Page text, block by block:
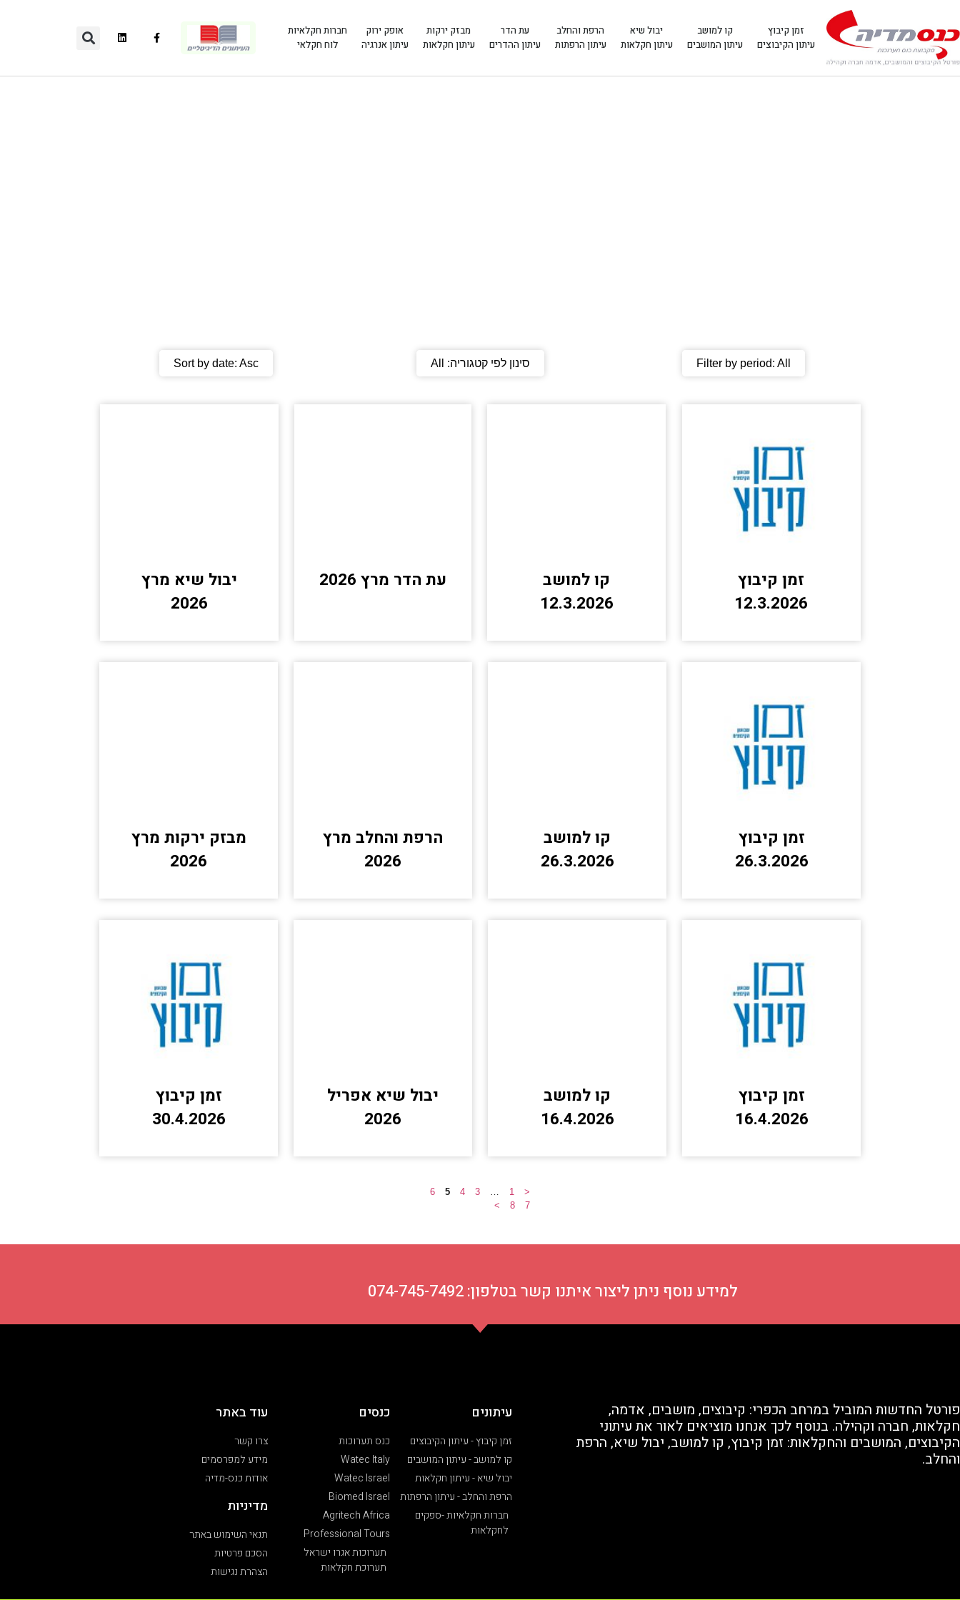
זמן קיבוץ
עיתון הקיבוצים
קו למושב
עיתון המושבים
יבול שיא
עיתון חקלאות
הרפת והחלב
עיתון הרפתות
עת הדר
עיתון ההדרים
מבזק ירקות
עיתון חקלאות
אופק ירוק
עיתון אנרגיה
חברות חקלאיות
לוח חקלאי
Filter by period:All סינון לפי קטגוריה: All
Sort by date:Asc
זמן קיבוץ
12.3.2026
קו למושב
12.3.2026
עת הדר מרץ 2026
יבול שיא מרץ
2026
זמן קיבוץ
26.3.2026
קו למושב
26.3.2026
הרפת והחלב מרץ
2026
מבזק ירקות מרץ
2026
זמן קיבוץ
16.4.2026
קו למושב
16.4.2026
יבול שיא אפריל
2026
זמן קיבוץ
30.4.2026
<
1
…
3
4
5
6
7
8
>
למידע נוסף ניתן ליצור איתנו קשר בטלפון: 074-745-7492
פורטל החדשות המוביל במרחב הכפרי: קיבוצים, מושבים, אדמה,
חקלאות, חברה וקהילה. בנוסף לכך אנחנו מוציאים לאור את עיתוני
הקיבוצים, המושבים והחקלאות: זמן קיבוץ, קו למושב, יבול שיא, הרפת
והחלב.
עיתונים
זמן קיבוץ - עיתון הקיבוצים
קו למושב - עיתון המושבים
יבול שיא - עיתון חקלאות
הרפת והחלב - עיתון הרפתות
חברות חקלאיות -ספקים
לחקלאות
כנסים
כנס תערוכות
Watec Italy
Watec Israel
Biomed Israel
Agritech Africa
Professional Tours
תערוכות אגרו ישראל
תערוכת חקלאות
עוד באתר
צרו קשר
מידע למפרסמים
אודות כנס-מדיה
מדיניות
תנאי השימוש באתר
הסכם פרטיות
הצהרת נגישות